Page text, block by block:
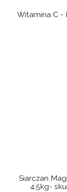
Witamina C -
Siarczan
4,5kg-